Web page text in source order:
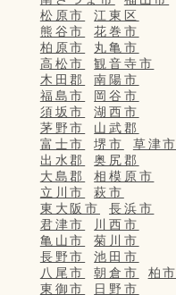
松原市
江東区
熊谷市
花巻市
柏原市
丸亀市
高松市
観音寺市
木田郡
南陽市
福島市
岡谷市
須坂市
湖西市
茅野市
山武郡
富士市
堺市
草津市
出水郡
奥尻郡
大島郡
相模原市
立川市
萩市
東大阪市
長浜市
君津市
川西市
亀山市
菊川市
長野市
池田市
八尾市
朝倉市
柏市
東御市
日野市